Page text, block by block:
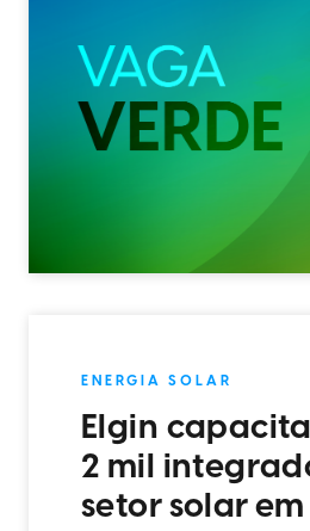
ENERGIA SOLAR
Elgin
2 mil
setor solar